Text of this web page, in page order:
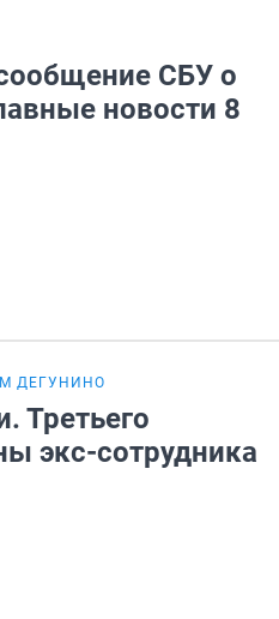
СБУ о
новости 8
ДЕГУНИНО
Третьего
экс-сотрудника